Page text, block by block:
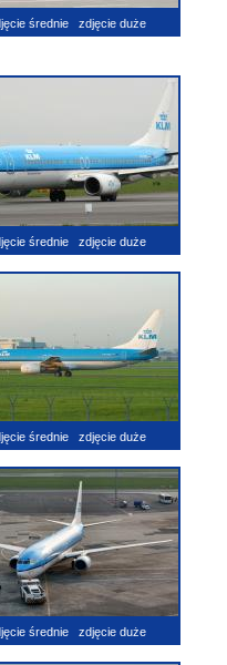
średnie zdjęcie duże
średnie zdjęcie duże
średnie zdjęcie duże
średnie zdjęcie duże